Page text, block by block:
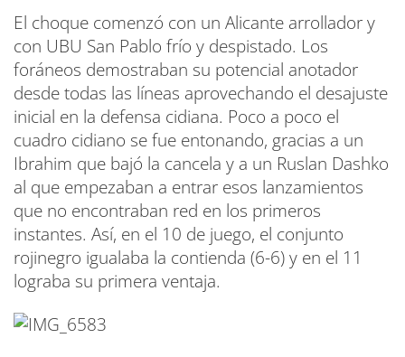
El choque comenzó con un Alicante arrollador y
con UBU San Pablo frío y despistado. Los
foráneos demostraban su potencial anotador
desde todas las líneas aprovechando el desajuste
inicial en la defensa cidiana. Poco a poco el
cuadro cidiano se fue entonando, gracias a un
Ibrahim que bajó la cancela y a un Ruslan Dashko
al que empezaban a entrar esos lanzamientos
que no encontraban red en los primeros
instantes. Así, en el 10 de juego, el conjunto
rojinegro igualaba la contienda (6-6) y en el 11
lograba su primera ventaja.